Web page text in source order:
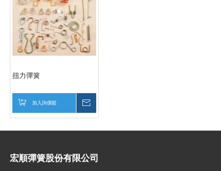
扭力彈簧
加入詢價籃
宏順彈簧股份有限公司